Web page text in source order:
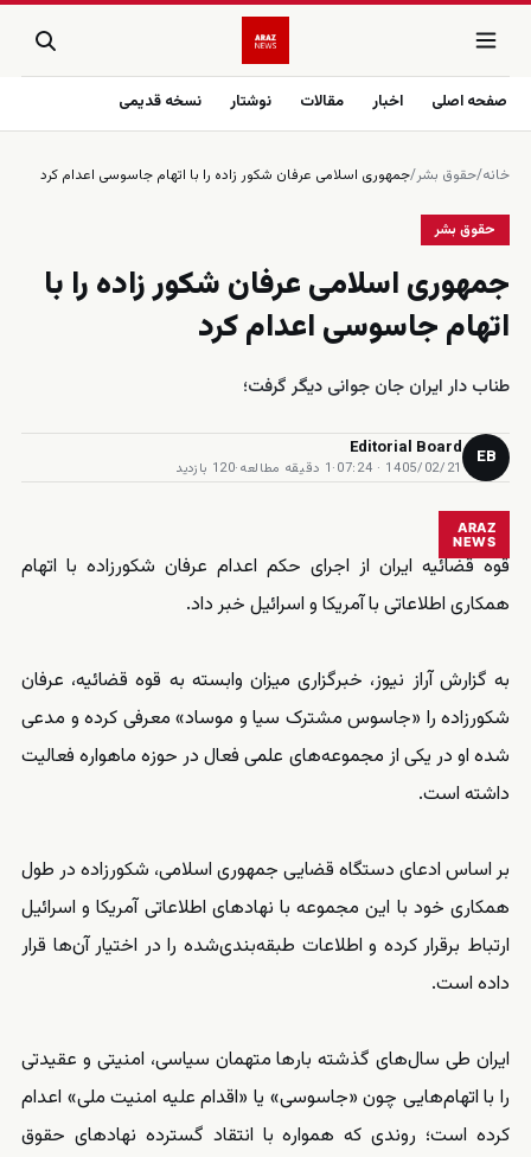
صفحه اصلی اخبار مقالات نوشتار نسخه قدیمی
خانه/حقوق بشر/جمهورى اسلامى عرفان شكور زاده را با اتهام جاسوسى اعدام كرد
حقوق بشر
جمهورى اسلامى عرفان شكور زاده را با
اتهام جاسوسى اعدام كرد
طناب دار ايران جان جوانى ديگر گرفت؛
EB
Editorial Board
1405/02/21 · 07:24
·1 دقیقه مطالعه ·120 بازدید
ARAZ
NEWS
قوه قضائیه ایران از اجرای حکم اعدام عرفان شکورزاده با اتهام
همکاری اطلاعاتی با آمریکا و اسرائیل خبر داد.
به گزارش آراز نیوز، خبرگزاری میزان وابسته به قوه قضائیه، عرفان
شکورزاده را «جاسوس مشترک سیا و موساد» معرفی کرده و مدعی
شده او در یکی از مجموعه‌های علمی فعال در حوزه ماهواره فعالیت
داشته است.
بر اساس ادعای دستگاه قضایی جمهوری اسلامی، شکورزاده در طول
همکاری خود با این مجموعه با نهادهای اطلاعاتی آمریکا و اسرائیل
ارتباط برقرار کرده و اطلاعات طبقه‌بندی‌شده را در اختیار آن‌ها قرار
داده است.
ایران طی سال‌های گذشته بارها متهمان سیاسی، امنیتی و عقیدتی
را با اتهام‌هایی چون «جاسوسی» یا «اقدام علیه امنیت ملی» اعدام
کرده است؛ روندی که همواره با انتقاد گسترده نهادهای حقوق